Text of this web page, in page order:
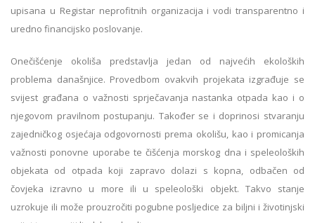
upisana u Registar neprofitnih organizacija i vodi transparentno i
uredno financijsko poslovanje.
Onečišćenje okoliša predstavlja jedan od najvećih ekoloških
problema današnjice. Provedbom ovakvih projekata izgrađuje se
svijest građana o važnosti sprječavanja nastanka otpada kao i o
njegovom pravilnom postupanju. Također se i doprinosi stvaranju
zajedničkog osjećaja odgovornosti prema okolišu, kao i promicanja
važnosti ponovne uporabe te čišćenja morskog dna i speleoloških
objekata od otpada koji zapravo dolazi s kopna, odbačen od
čovjeka izravno u more ili u speleološki objekt. Takvo stanje
uzrokuje ili može prouzročiti pogubne posljedice za biljni i životinjski